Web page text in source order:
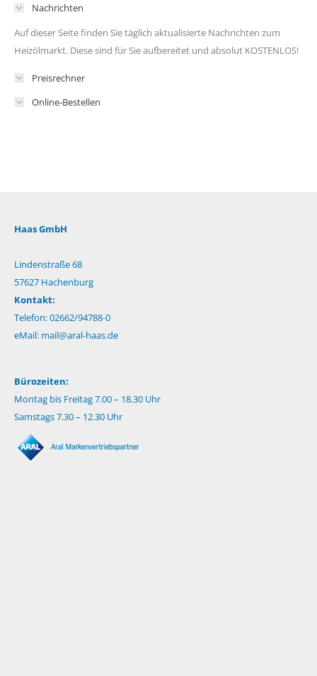
Nachrichten
Auf dieser Seite finden Sie täglich aktualisierte Nachrichten zum
Heizölmarkt. Diese sind für Sie aufbereitet und absolut KOSTENLOS!
Preisrechner
Online-Bestellen
Haas GmbH
Lindenstraße 68
57627 Hachenburg
Kontakt:
Telefon: 02662/94788-0
eMail: mail@aral-haas.de
Bürozeiten:
Montag bis Freitag 7.00 – 18.30 Uhr
Samstags 7.30 – 12.30 Uhr